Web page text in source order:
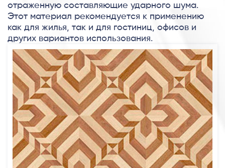
отраженную составляющие ударного шума.
Этот материал рекомендуется к применению
как для жилья, так и для гостиниц, офисов и
других вариантов использования.